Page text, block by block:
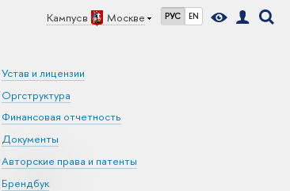
Кампус в Москве РУС EN
Устав и лицензии
Оргструктура
Финансовая отчетность
Документы
Авторские права и патенты
Брендбук